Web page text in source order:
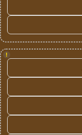
!